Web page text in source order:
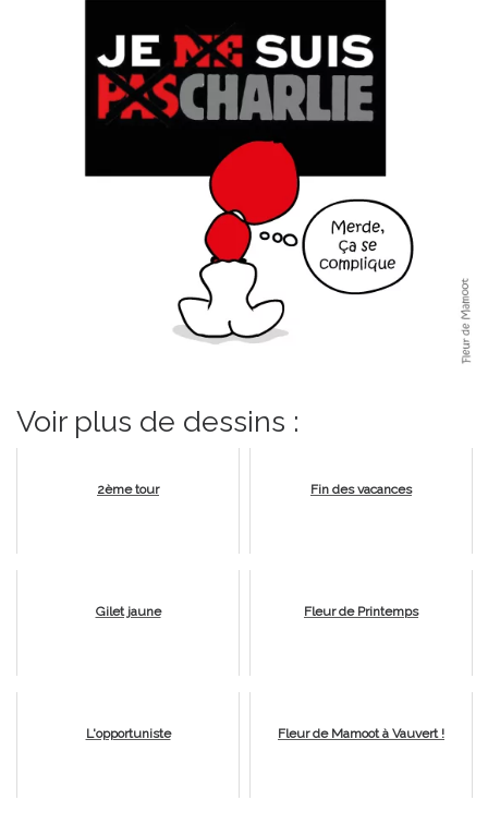
Voir plus de dessins :
2ème tour Fin des vacances
Gilet jaune Fleur de Printemps
L'opportuniste Fleur de Mamoot à Vauvert !